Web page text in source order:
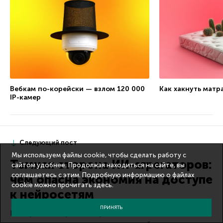
Вебкам по-корейски — взлом 120 000
IP-камер
Как хакнуть
Следующий пост
Темная сторона ИИ-агрегаторов:
чем опасна экономия на доступе
к нейросетям
Разбираемся в принципах работы и подводных камнях
Мы используем файлы cookie, чтобы сделать работу с
сайтом удобнее. Продолжая находиться на сайте, вы
соглашаетесь с этим. Подробную информацию о файлах
cookie можно прочитатьздесь.
ПРИНЯТЬ